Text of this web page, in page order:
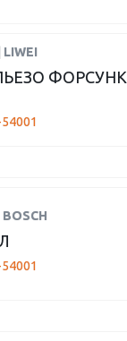
LIWEI
54001
BOSCH
54001